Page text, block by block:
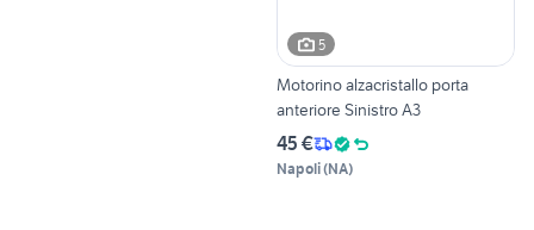
5
Motorino alzacristallo porta
anteriore Sinistro A3
45 €
Napoli(NA)